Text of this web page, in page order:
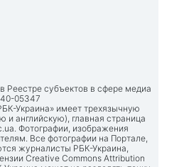
Реестре субъектов в сфере медиа
05347
Украина» имеет трехязычную
и английскую), главная страница
. Фотографии, изображения
Все фотографии на Портале,
журналисты РБК-Украина,
Creative Commons Attribution